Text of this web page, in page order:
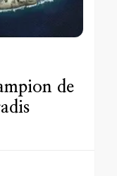
de